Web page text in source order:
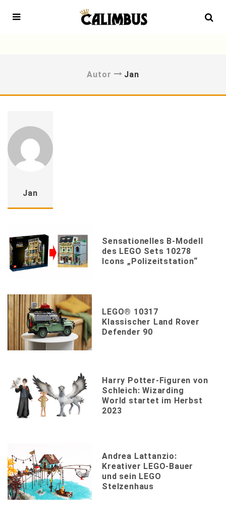
Autor Jan
Jan
Sensationelles B-Modell
des LEGO Sets 10278
Icons „Polizeitstation“
LEGO® 10317
Klassischer Land Rover
Defender 90
Harry Potter-Figuren von
Schleich: Wizarding
World startet im Herbst
2023
Andrea Lattanzio:
Kreativer LEGO-Bauer
und sein LEGO
Stelzenhaus